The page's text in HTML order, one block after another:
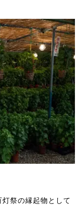
祭の縁起物として